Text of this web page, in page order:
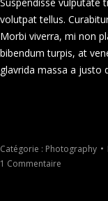
volutpat tellus.
Morbi viverra, mi non
bibendum turpis, at
glavrida massa a justo
Catégorie : Photography
1 Commentaire